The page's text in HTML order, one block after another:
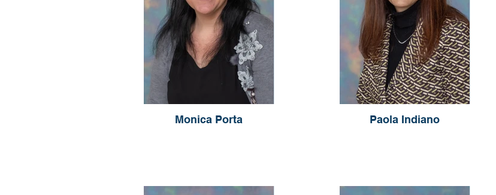
Monica Porta Paola Indiano